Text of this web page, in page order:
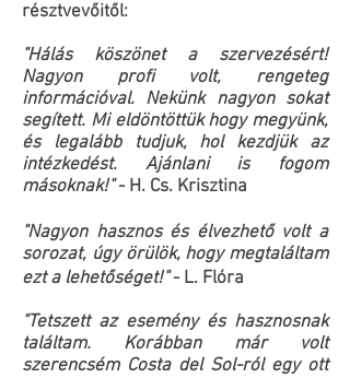
résztvevőitől:
"Hálás köszönet a szervezésért!
Nagyon profi volt, rengeteg
információval. Nekünk nagyon sokat
segített. Mi eldöntöttük hogy megyünk,
és legalább tudjuk, hol kezdjük az
intézkedést. Ajánlani is fogom
másoknak!"- H. Cs. Krisztina
"Nagyon hasznos és élvezhető volt a
sorozat, úgy örülök, hogy megtaláltam
ezt a lehetőséget!"- L. Flóra
"Tetszett az esemény és hasznosnak
találtam. Korábban már volt
szerencsém Costa del Sol-ról egy ott